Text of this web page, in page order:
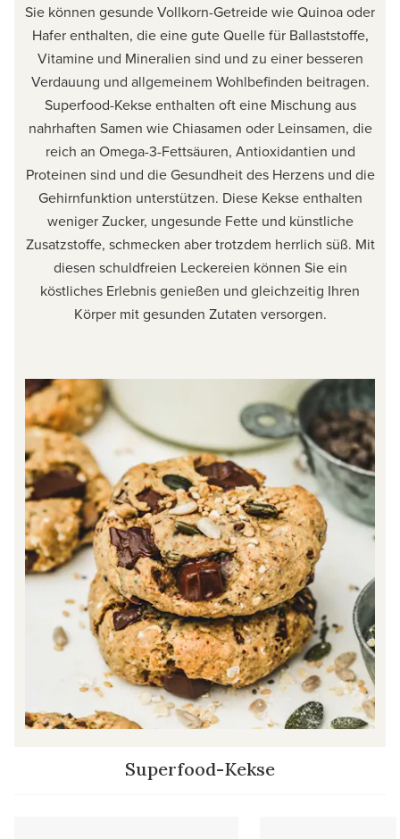
Sie können gesunde Vollkorn-Getreide wie Quinoa oder
Hafer enthalten, die eine gute Quelle für Ballaststoffe,
Vitamine und Mineralien sind und zu einer besseren
Verdauung und allgemeinem Wohlbefinden beitragen.
Superfood-Kekse enthalten oft eine Mischung aus
nahrhaften Samen wie Chiasamen oder Leinsamen, die
reich an Omega-3-Fettsäuren, Antioxidantien und
Proteinen sind und die Gesundheit des Herzens und die
Gehirnfunktion unterstützen. Diese Kekse enthalten
weniger Zucker, ungesunde Fette und künstliche
Zusatzstoffe, schmecken aber trotzdem herrlich süß. Mit
diesen schuldfreien Leckereien können Sie ein
köstliches Erlebnis genießen und gleichzeitig Ihren
Körper mit gesunden Zutaten versorgen.
Superfood-Kekse